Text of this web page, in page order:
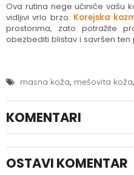
Ova rutina nege učiniće vašu
vidljivi vrlo brzo. Korejska
prostorima, zato potražite
obezbediti blistav i savršen ten
masna koža, mešovita koža,
KOMENTARI
OSTAVI KOMENTAR